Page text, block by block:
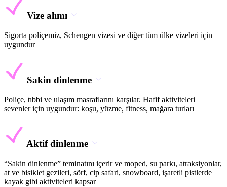
Vize alımı
Sigorta poliçemiz, Schengen vizesi ve diğer tüm ülke vizeleri için
uygundur
Sakin dinlenme
Poliçe, tıbbi ve ulaşım masraflarını karşılar. Hafif aktiviteleri
sevenler için uygundur: koşu, yüzme, fitness, mağara turları
Aktif dinlenme
“Sakin dinlenme” teminatını içerir ve moped, su parkı, atraksiyonlar,
at ve bisiklet gezileri, sörf, cip safari, snowboard, işaretli pistlerde
kayak gibi aktiviteleri kapsar